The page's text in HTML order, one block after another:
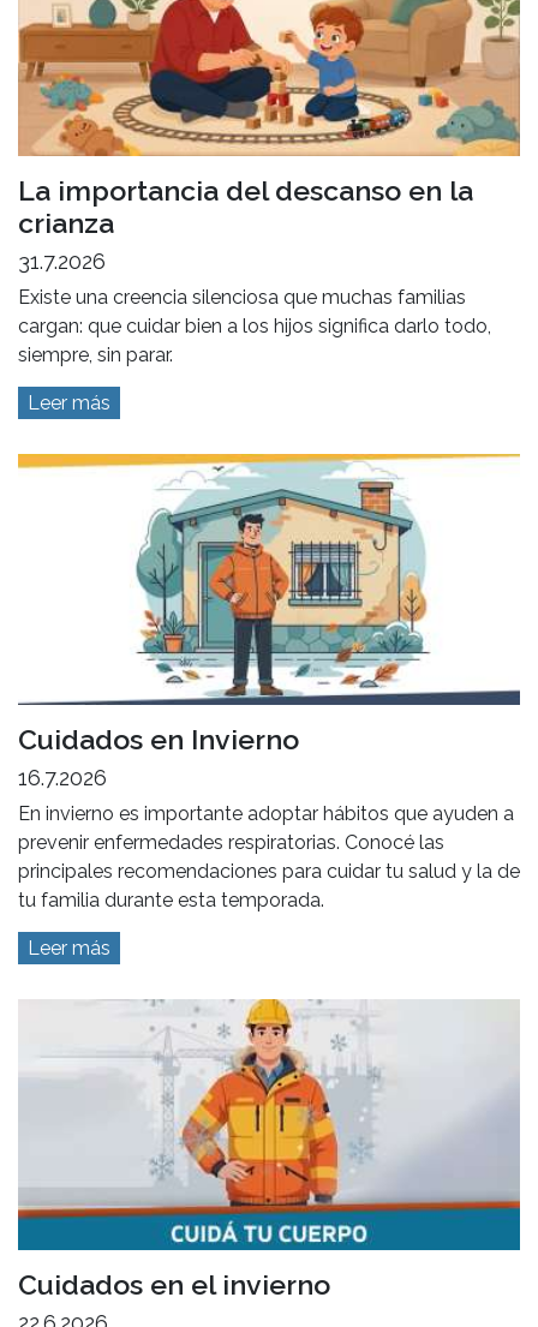
La importancia del descanso en la
crianza
31.7.2026
Existe una creencia silenciosa que muchas familias
cargan: que cuidar bien a los hijos significa darlo todo,
siempre, sin parar.
Leer más
Cuidados en Invierno
16.7.2026
En invierno es importante adoptar hábitos que ayuden a
prevenir enfermedades respiratorias. Conocé las
principales recomendaciones para cuidar tu salud y la de
tu familia durante esta temporada.
Leer más
Cuidados en el invierno